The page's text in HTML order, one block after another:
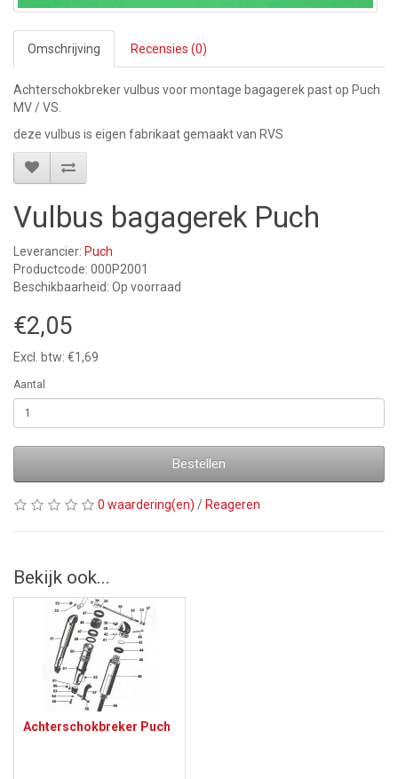
Omschrijving Recensies (0)
Achterschokbreker vulbus voor montage bagagerek past op Puch
MV / VS.
deze vulbus is eigen fabrikaat gemaakt van RVS
Vulbus bagagerek Puch
Leverancier: Puch
Productcode: 000P2001
Beschikbaarheid: Op voorraad
€2,05
Excl. btw: €1,69
Aantal
Bestellen
0 waardering(en) / Reageren
Bekijk ook...
Achterschokbreker Puch